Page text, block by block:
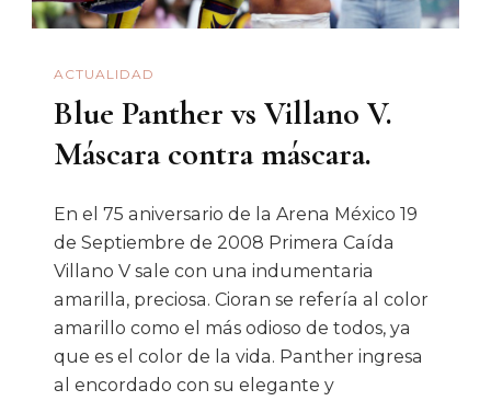
ACTUALIDAD
Blue Panther vs Villano V.
Máscara contra máscara.
En el 75 aniversario de la Arena México 19
de Septiembre de 2008 Primera Caída
Villano V sale con una indumentaria
amarilla, preciosa. Cioran se refería al color
amarillo como el más odioso de todos, ya
que es el color de la vida. Panther ingresa
al encordado con su elegante y